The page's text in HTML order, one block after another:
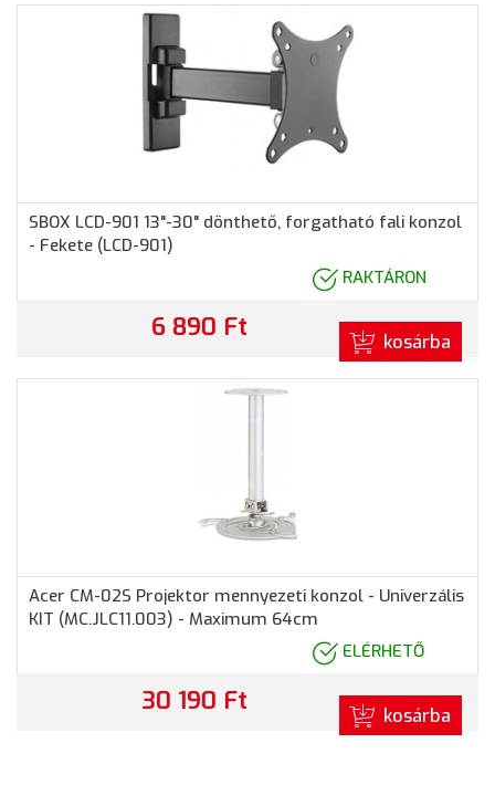
SBOX LCD-901 13"-30" dönthető, forgatható fali konzol
- Fekete (LCD-901)
RAKTÁRON
6 890 Ft kosárba
Acer CM-02S Projektor mennyezeti konzol - Univerzális
KIT (MC.JLC11.003) - Maximum 64cm
ELÉRHETŐ
30 190 Ft kosárba